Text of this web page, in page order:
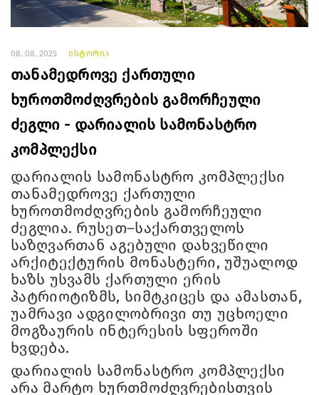
08. 08. 2025 ისტორია
თანამედროვე ქართული
ხუროთმოძღვრების გამორჩეული
ძეგლი - დარიალის სამონასტრო
კომპლექსი
დარიალის სამონასტრო კომპლექსი
თანამედროვე ქართული
ხუროთმოძღვრების გამორჩეული
ძეგლია. რუსეთ–საქართველოს
საზღვართან აგებული დახვეწილი
არქიტექტურის მონასტერი, უშუალოდ
ხაზს უსვამს ქართული ერის
პატრიოტიზმს, სიმტკიცეს და ამასთან,
უამრავი ადგილობრივი თუ უცხოელი
მოგზაურის ინტერესის სფეროში
ხვდება.
დარიალის სამონასტრო კომპლექსი
არა მარტო ხურთმოძღვრებისთვის